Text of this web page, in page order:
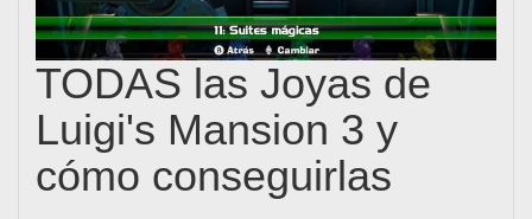
TODAS las Joyas de
Luigi's Mansion 3 y
cómo conseguirlas